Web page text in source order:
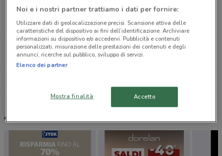
Via Paolo Campi, 2 Gallarate
18.9 km
Via Parma Saronno
26.8 km
Altri volantini nelle vicinanze
Noi e i nostri partner trattiamo i dati per fornire:
Utilizzare dati di geolocalizzazione precisi. Scansione attiva delle
caratteristiche del dispositivo ai fini dell’identificazione. Archiviare
informazioni su dispositivo e/o accedervi. Pubblicità e contenuti
personalizzati, misurazione delle prestazioni dei contenuti e degli
annunci, ricerche sul pubblico, sviluppo di servizi.
Elenco dei partner
Mostra finalità Accetto